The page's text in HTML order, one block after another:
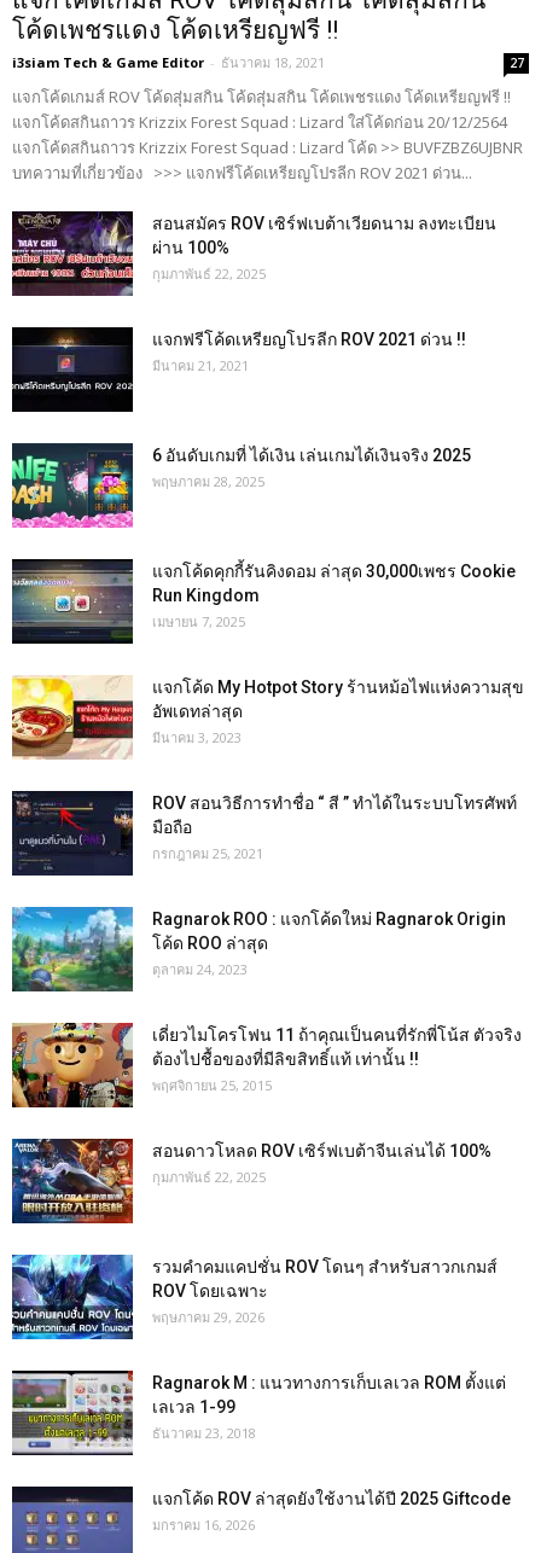
โค้ดเพชรแดง โค้ดเหรียญฟรี !!
i3siam Tech & Game Editor - ธันวาคม 18, 2021 27
แจกโค้ดเกมส์ ROV โค้ดสุ่มสกิน โค้ดสุ่มสกิน โค้ดเพชรแดง โค้ดเหรียญฟรี !!
แจกโค้ดสกินถาวร Krizzix Forest Squad : Lizard ใส่โค้ดก่อน 20/12/2564
แจกโค้ดสกินถาวร Krizzix Forest Squad : Lizard โค้ด >> BUVFZBZ6UJBNR
บทความที่เกี่ยวข้อง >>> แจกฟรีโค้ดเหรียญโปรลีก ROV 2021 ด่วน...
สอนสมัคร ROV เซิร์ฟเบต้าเวียดนาม ลงทะเบียน
ผ่าน 100%
กุมภาพันธ์ 22, 2025
แจกฟรีโค้ดเหรียญโปรลีก ROV 2021 ด่วน !!
มีนาคม 21, 2021
6 อันดับเกมที่ ได้เงิน เล่นเกมได้เงินจริง 2025
พฤษภาคม 28, 2025
แจกโค้ดคุกกี้รันคิงดอม ล่าสุด 30,000เพชร Cookie
Run Kingdom
เมษายน 7, 2025
แจกโค้ด My Hotpot Story ร้านหม้อไฟแห่งความสุข
อัพเดทล่าสุด
มีนาคม 3, 2023
ROV สอนวิธีการทำชื่อ “ สี ” ทำได้ในระบบโทรศัพท์
มือถือ
กรกฎาคม 25, 2021
Ragnarok ROO : แจกโค้ดใหม่ Ragnarok Origin
โค้ด ROO ล่าสุด
ตุลาคม 24, 2023
เดี่ยวไมโครโฟน 11 ถ้าคุณเป็นคนที่รักพี่โน้ส ตัวจริง
ต้องไปชื้อของที่มีลิขสิทธิ์แท้ เท่านั้น !!
พฤศจิกายน 25, 2015
สอนดาวโหลด ROV เซิร์ฟเบต้าจีนเล่นได้ 100%
กุมภาพันธ์ 22, 2025
รวมคำคมแคปชั่น ROV โดนๆ สำหรับสาวกเกมส์
ROV โดยเฉพาะ
พฤษภาคม 29, 2026
Ragnarok M : แนวทางการเก็บเลเวล ROM ตั้งแต่
เลเวล 1-99
ธันวาคม 23, 2018
แจกโค้ด ROV ล่าสุดยังใช้งานได้ปี 2025 Giftcode
มกราคม 16, 2026